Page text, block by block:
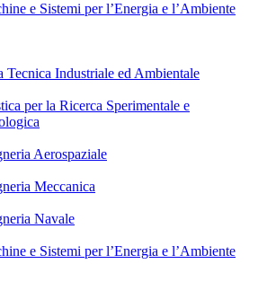
e Sistemi per l’Energia e l’Ambiente
Tecnica Industriale ed Ambientale
per la Ricerca Sperimentale e
Aerospaziale
Meccanica
Navale
e Sistemi per l’Energia e l’Ambiente